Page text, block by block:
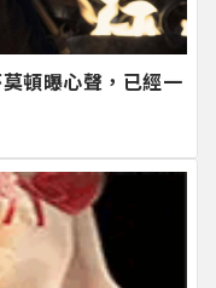
頓曝心聲，已經一